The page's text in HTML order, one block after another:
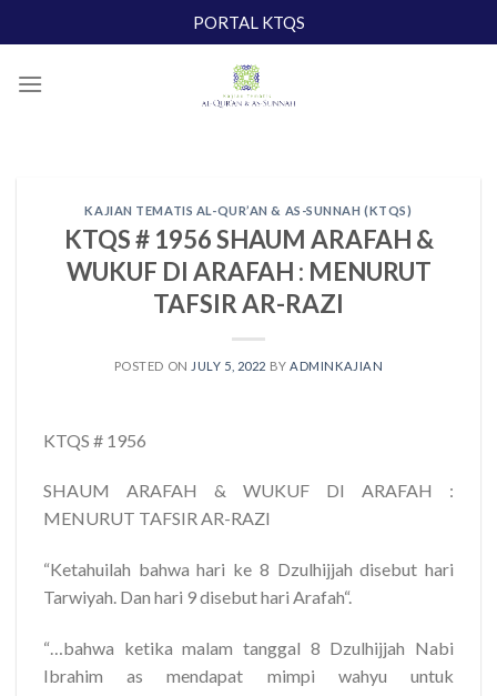
to
PORTAL KTQS
KAJIAN TEMATIS AL-QUR’AN & AS-SUNNAH (KTQS)
KTQS # 1956 SHAUM ARAFAH &
WUKUF DI ARAFAH : MENURUT
TAFSIR AR-RAZI
POSTED ON JULY 5, 2022 BY ADMINKAJIAN
KTQS # 1956
SHAUM ARAFAH & WUKUF DI ARAFAH :
MENURUT TAFSIR AR-RAZI
“Ketahuilah bahwa hari ke 8 Dzulhijjah disebut hari
Tarwiyah. Dan hari 9 disebut hari Arafah“.
“…bahwa ketika malam tanggal 8 Dzulhijjah Nabi
Ibrahim as mendapat mimpi wahyu untuk